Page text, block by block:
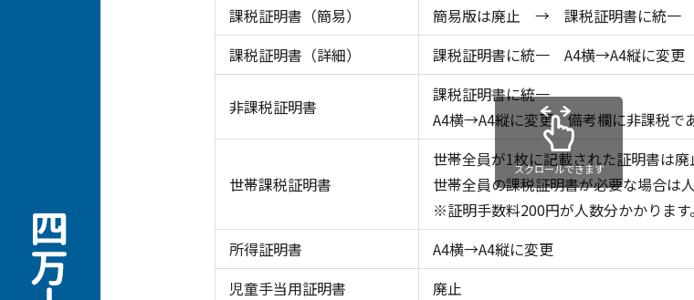
課税証明書（簡易）
簡易版は廃止 → 課税証明書に統一
課税証明書（詳細）
課税証明書に統一 A4横→A4縦に変更
非課税証明書
課税証明書に統一
A4横→A4縦に変更 備考欄に非課税で
世帯課税証明書
世帯全員が1枚に記載された証明書は廃
世帯全員の課税証明書が必要な場合は
※証明手数料200円が人数分かかります。
所得証明書
A4横→A4縦に変更
児童手当用証明書
廃止
スクロールできます